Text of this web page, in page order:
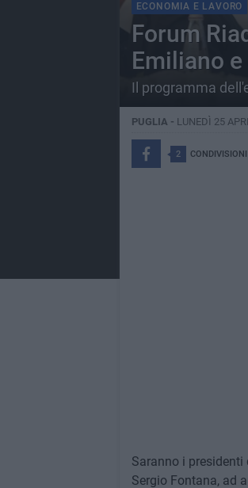
ECONOMIA E LAVORO
Forum
Emiliano
Il programma
PUGLIA - LUNEDÌ 25
2 CONDIVISIONI
Saranno i
Sergio Fontana, ad